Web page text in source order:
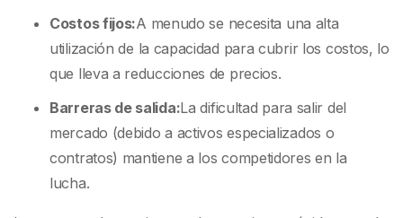
Costos fijos:A menudo se necesita una alta
utilización de la capacidad para cubrir los costos, lo
que lleva a reducciones de precios.
Barreras de salida:La dificultad para salir del
mercado (debido a activos especializados o
contratos) mantiene a los competidores en la
lucha.